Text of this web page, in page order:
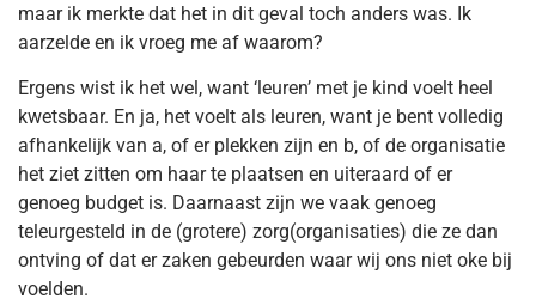
maar ik merkte dat het in dit geval toch anders was. Ik
aarzelde en ik vroeg me af waarom?
Ergens wist ik het wel, want ‘leuren’ met je kind voelt heel
kwetsbaar. En ja, het voelt als leuren, want je bent volledig
afhankelijk van a, of er plekken zijn en b, of de organisatie
het ziet zitten om haar te plaatsen en uiteraard of er
genoeg budget is. Daarnaast zijn we vaak genoeg
teleurgesteld in de (grotere) zorg(organisaties) die ze dan
ontving of dat er zaken gebeurden waar wij ons niet oke bij
voelden.